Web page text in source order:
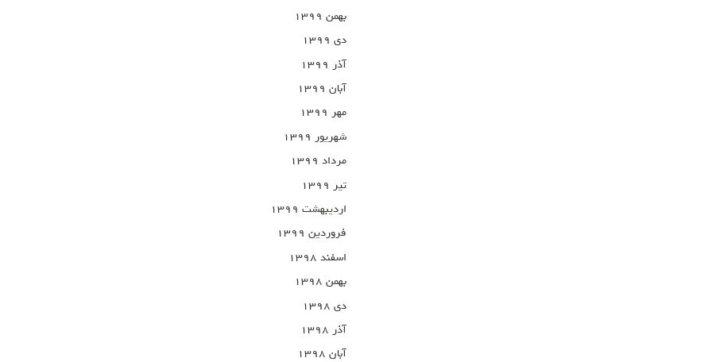
بهمن ۱۳۹۹
دی ۱۳۹۹
آذر ۱۳۹۹
آبان ۱۳۹۹
مهر ۱۳۹۹
شهریور ۱۳۹۹
مرداد ۱۳۹۹
تیر ۱۳۹۹
اردیبهشت ۱۳۹۹
فروردین ۱۳۹۹
اسفند ۱۳۹۸
بهمن ۱۳۹۸
دی ۱۳۹۸
آذر ۱۳۹۸
آبان ۱۳۹۸